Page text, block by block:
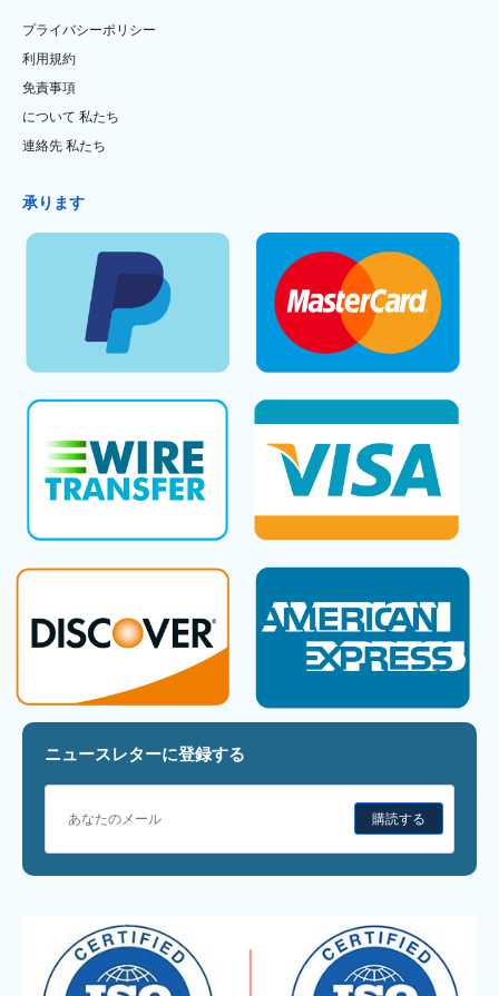
プライバシーポリシー
利用規約
免責事項
について 私たち
連絡先 私たち
承ります
ニュースレターに登録する
購読する